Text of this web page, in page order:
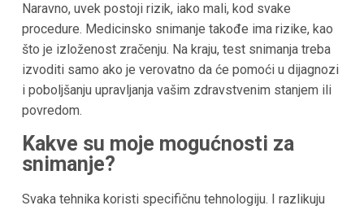
Naravno, uvek postoji rizik, iako mali, kod svake
procedure. Medicinsko snimanje takođe ima rizike, kao
što je izloženost zračenju. Na kraju, test snimanja treba
izvoditi samo ako je verovatno da će pomoći u dijagnozi
i poboljšanju upravljanja vašim zdravstvenim stanjem ili
povredom.
Kakve su moje mogućnosti za
snimanje?
Svaka tehnika koristi specifičnu tehnologiju. I razlikuju